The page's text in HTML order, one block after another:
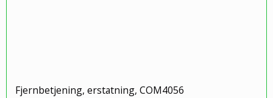
Fjernbetjening, erstatning, COM4056